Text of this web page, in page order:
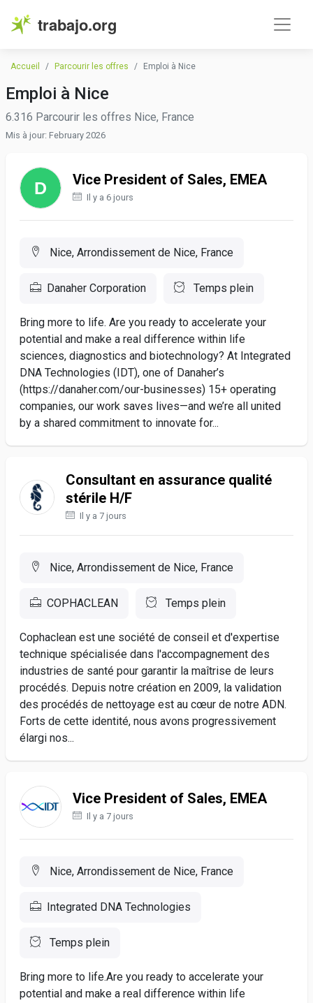
trabajo.org
Accueil Parcourir les offres Emploi à Nice
Emploi à Nice
6.316 Parcourir les offres Nice, France
Mis à jour: February 2026
Vice President of Sales, EMEA
Il y a 6 jours
Nice, Arrondissement de Nice, France
Danaher Corporation Temps plein
Bring more to life. Are you ready to accelerate your
potential and make a real difference within life
sciences, diagnostics and biotechnology? At Integrated
DNA Technologies (IDT), one of Danaher’s
(https://danaher.com/our-businesses) 15+ operating
companies, our work saves lives—and we’re all united
by a shared commitment to innovate for...
Consultant en assurance qualité
stérile H/F
Il y a 7 jours
Nice, Arrondissement de Nice, France
COPHACLEAN Temps plein
Cophaclean est une société de conseil et d'expertise
technique spécialisée dans l'accompagnement des
industries de santé pour garantir la maîtrise de leurs
procédés. Depuis notre création en 2009, la validation
des procédés de nettoyage est au cœur de notre ADN.
Forts de cette identité, nous avons progressivement
élargi nos...
Vice President of Sales, EMEA
Il y a 7 jours
Nice, Arrondissement de Nice, France
Integrated DNA Technologies
Temps plein
Bring more to life.Are you ready to accelerate your
potential and make a real difference within life